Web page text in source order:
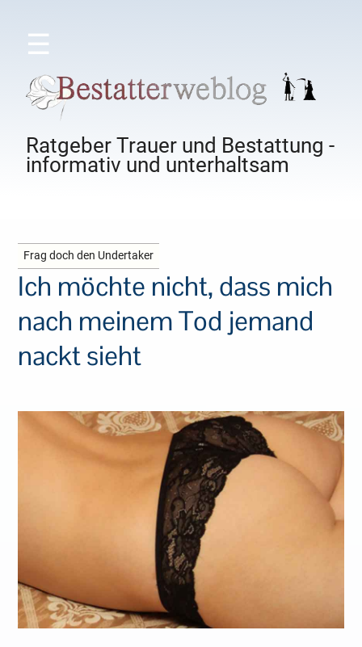
☰
Ratgeber Trauer und Bestattung -
informativ und unterhaltsam
Frag doch den Undertaker
Ich möchte nicht, dass mich
nach meinem Tod jemand
nackt sieht